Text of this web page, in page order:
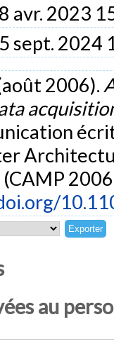
avr. 2023
sept. 2024
2006).
(CAMP
au